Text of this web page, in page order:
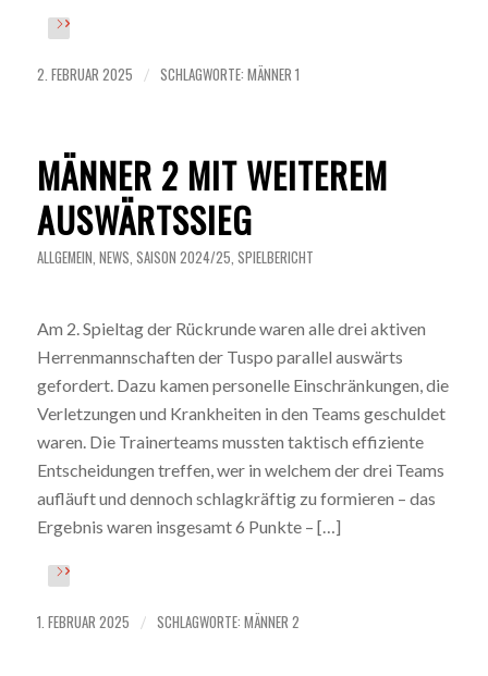
2. FEBRUAR 2025 / SCHLAGWORTE: MÄNNER 1
MÄNNER 2 MIT WEITEREM
AUSWÄRTSSIEG
ALLGEMEIN, NEWS, SAISON 2024/25, SPIELBERICHT
Am 2. Spieltag der Rückrunde waren alle drei aktiven
Herrenmannschaften der Tuspo parallel auswärts
gefordert. Dazu kamen personelle Einschränkungen, die
Verletzungen und Krankheiten in den Teams geschuldet
waren. Die Trainerteams mussten taktisch effiziente
Entscheidungen treffen, wer in welchem der drei Teams
aufläuft und dennoch schlagkräftig zu formieren – das
Ergebnis waren insgesamt 6 Punkte – […]
1. FEBRUAR 2025 / SCHLAGWORTE: MÄNNER 2